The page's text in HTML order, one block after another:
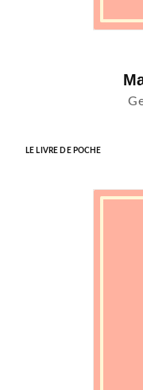
LE LIVRE DE POCHE